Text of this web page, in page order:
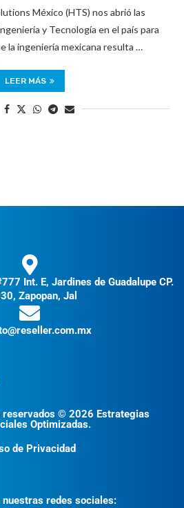
México (HTS) nos abrió las
y Tecnología en el país para
la ingeniería mexicana resulta …
LEER MÁS
Int. E, Jardines de Guadalupe CP.
Zapopan, Jal
reservados © 2026 Estrategias
Optimizadas.
de Privacidad
nuestras redes sociales: